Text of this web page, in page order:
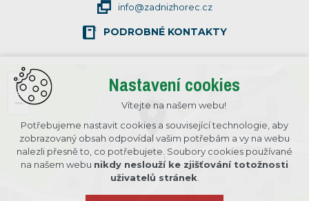
info@zadnizhorec.cz
PODROBNÉ KONTAKTY
+
−
Nastavení cookies
Vítejte na našem webu!
Potřebujeme nastavit cookies a související technologie, aby
zobrazovaný obsah odpovídal vašim potřebám a vy na webu
nalezli přesně to, co potřebujete. Soubory cookies používané
na našem webu nikdy neslouží ke zjišťování totožnosti
uživatelů stránek